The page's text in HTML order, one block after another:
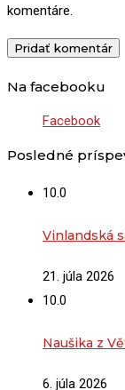
komentáre.
Na facebooku
Facebook
Posledné
10.0
Vinlandská
21. júla 2026
10.0
Naušika z
6. júla 2026